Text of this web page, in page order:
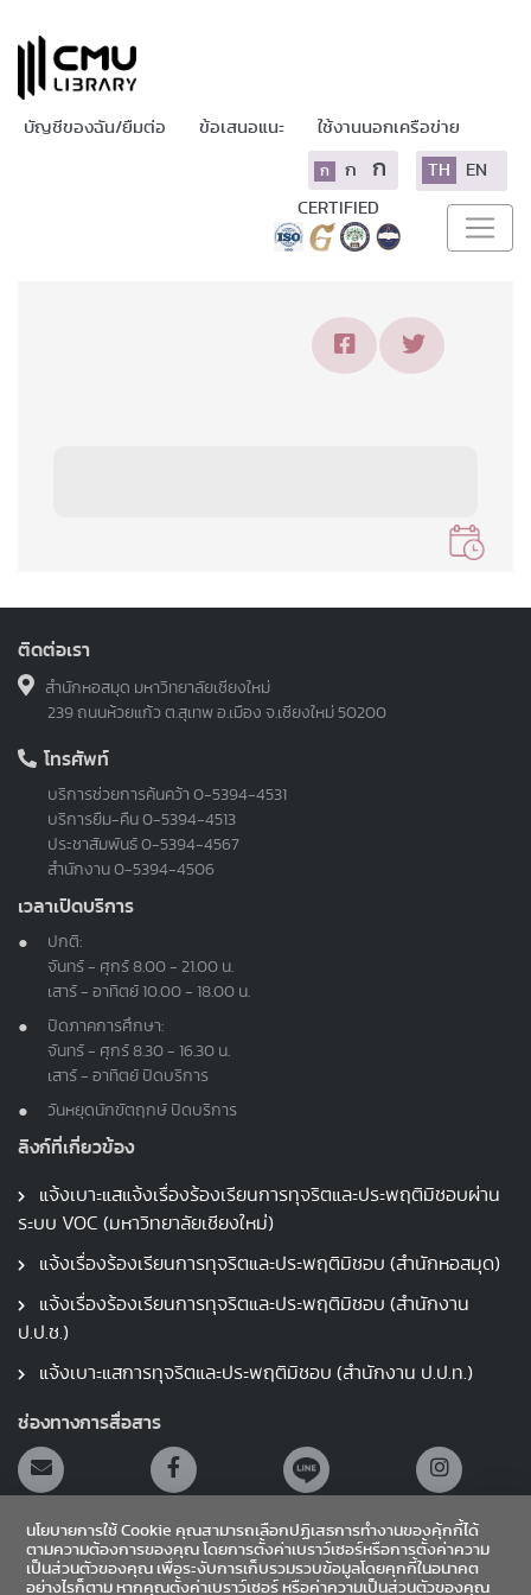
บัญชีของฉัน/ยืมต่อ ข้อเสนอแนะ ใช้งานนอกเครือข่าย
ก ก ก TH EN
CERTIFIED
ติดต่อเรา
สำนักหอสมุด มหาวิทยาลัยเชียงใหม่
239 ถนนห้วยแก้ว ต.สุเทพ อ.เมือง จ.เชียงใหม่ 50200
โทรศัพท์
บริการช่วยการค้นคว้า 0-5394-4531
บริการยืม-คืน 0-5394-4513
ประชาสัมพันธ์ 0-5394-4567
สำนักงาน 0-5394-4506
เวลาเปิดบริการ
ปกติ:
จันทร์ - ศุกร์ 8.00 - 21.00 น.
เสาร์ - อาทิตย์ 10.00 - 18.00 น.
ปิดภาคการศึกษา:
จันทร์ - ศุกร์ 8.30 - 16.30 น.
เสาร์ - อาทิตย์ ปิดบริการ
วันหยุดนักขัตฤกษ์ ปิดบริการ
ลิงก์ที่เกี่ยวข้อง
แจ้งเบาะแสแจ้งเรื่องร้องเรียนการทุจริตและประพฤติมิชอบผ่าน
ระบบ VOC (มหาวิทยาลัยเชียงใหม่)
แจ้งเรื่องร้องเรียนการทุจริตและประพฤติมิชอบ (สำนักหอสมุด)
แจ้งเรื่องร้องเรียนการทุจริตและประพฤติมิชอบ (สำนักงาน
ป.ป.ช.)
แจ้งเบาะแสการทุจริตและประพฤติมิชอบ (สำนักงาน ป.ป.ท.)
ช่องทางการสื่อสาร
นโยบายการใช้ Cookie คุณสามารถเลือกปฏิเสธการทำงานของคุ้กกี้ได้
ตามความต้องการของคุณ โดยการตั้งค่าเบราว์เซอร์หรือการตั้งค่าความ
เป็นส่วนตัวของคุณ เพื่อระงับการเก็บรวมรวบข้อมูลโดยคุกกี้ในอนาคต
อย่างไรก็ตาม หากคุณตั้งค่าเบราว์เซอร์ หรือค่าความเป็นส่วนตัวของคุณ